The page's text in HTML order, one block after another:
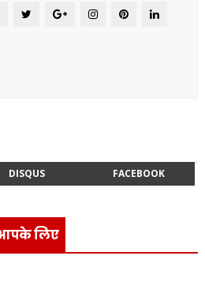
DISQUS FACEBOOK
लिए